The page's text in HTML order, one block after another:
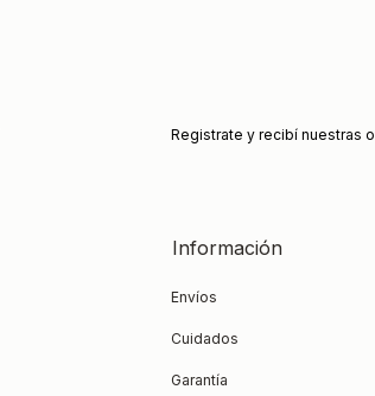
Registrate y recibí nuestras
Información
Envíos
Cuidados
Garantía